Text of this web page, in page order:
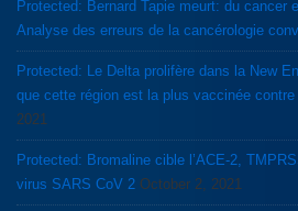
Protected: Bernard Tapie meurt: du cancer
Analyse des erreurs de la cancérologie
Protected: Le Delta prolifère dans la New
que cette région est la plus vaccinée contre
2021
Protected: Bromaline cible l’ACE-2,
virus SARS CoV 2 October 2, 2021